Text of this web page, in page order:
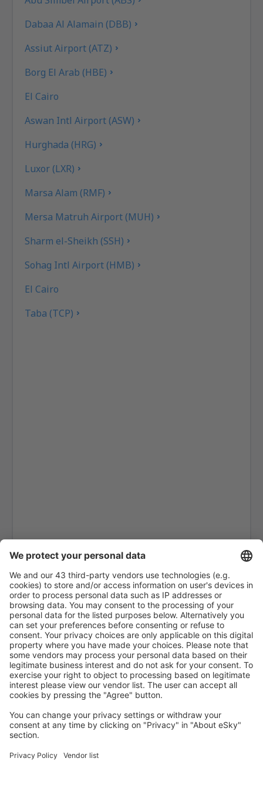
Dabaa Al Alamain (DBB)
Assiut Airport (ATZ)
Borg El Arab (HBE)
El Cairo
Aswan Intl Airport (ASW)
Hurghada (HRG)
Luxor (LXR)
Marsa Alam (RMF)
Mersa Matruh Airport (MUH)
Sharm el-Sheikh (SSH)
Sohag Intl Airport (HMB)
El Cairo
Taba (TCP)